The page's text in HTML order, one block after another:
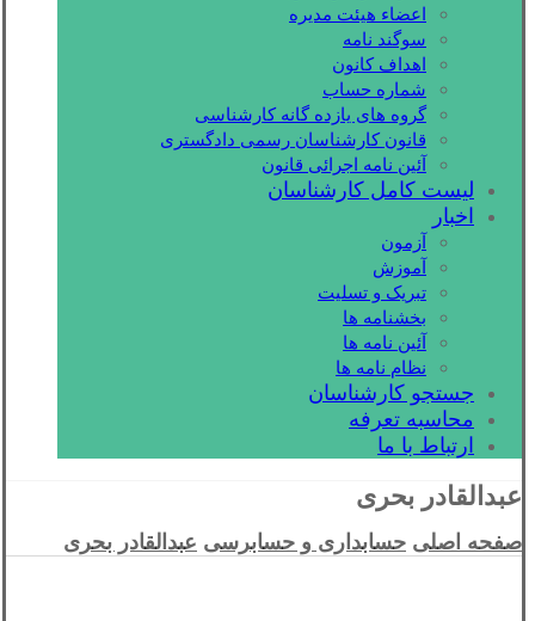
اعضاء هیئت مدیره
سوگند نامه
اهداف کانون
شماره حساب
گروه های یازده گانه کارشناسی
قانون کارشناسان رسمی دادگستری
آئین نامه اجرائی قانون
لیست کامل کارشناسان
اخبار
آزمون
آموزش
تبریک و تسلیت
بخشنامه ها
آئین نامه ها
نظام نامه ها
جستجو کارشناسان
محاسبه تعرفه
ارتباط با ما
عبدالقادر بحری
صفحه اصلی حسابداری و حسابرسی عبدالقادر بحری